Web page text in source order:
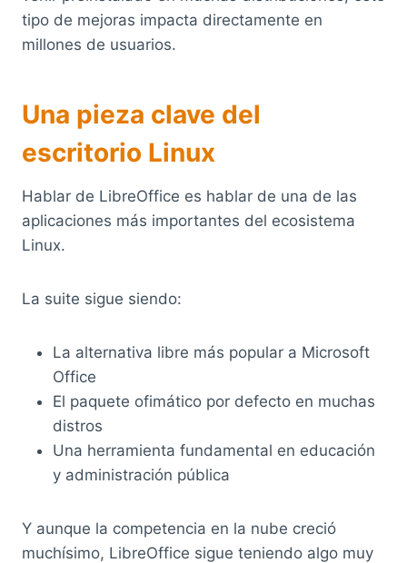
tipo de mejoras impacta directamente en
millones de usuarios.
Una pieza clave del
escritorio Linux
Hablar de LibreOffice es hablar de una de las
aplicaciones más importantes del ecosistema
Linux.
La suite sigue siendo:
La alternativa libre más popular a Microsoft
Office
El paquete ofimático por defecto en muchas
distros
Una herramienta fundamental en educación
y administración pública
Y aunque la competencia en la nube creció
muchísimo, LibreOffice sigue teniendo algo muy